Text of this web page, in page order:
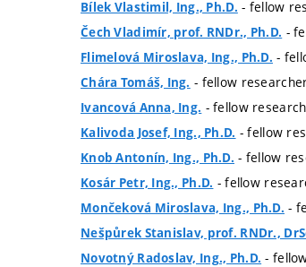
Bílek Vlastimil, Ing., Ph.D. - fellow
Čech Vladimír, prof. RNDr., Ph.D. -
Flimelová Miroslava, Ing., Ph.D. -
Chára Tomáš, Ing. - fellow
Ivancová Anna, Ing. - fellow
Kalivoda Josef, Ing., Ph.D. - fellow
Knob Antonín, Ing., Ph.D. - fellow
Kosár Petr, Ing., Ph.D. - fellow
Mončeková Miroslava, Ing., Ph.D. -
Nešpůrek Stanislav, prof. RNDr.,
Novotný Radoslav, Ing., Ph.D. -